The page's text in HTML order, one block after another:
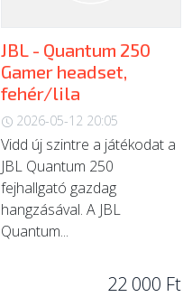
JBL - Quantum 250
Gamer headset,
fehér/lila
2026-05-12 20:05
Vidd új szintre a játékodat a
JBL Quantum 250
fejhallgató gazdag
hangzásával. A JBL
Quantum...
22 000 Ft